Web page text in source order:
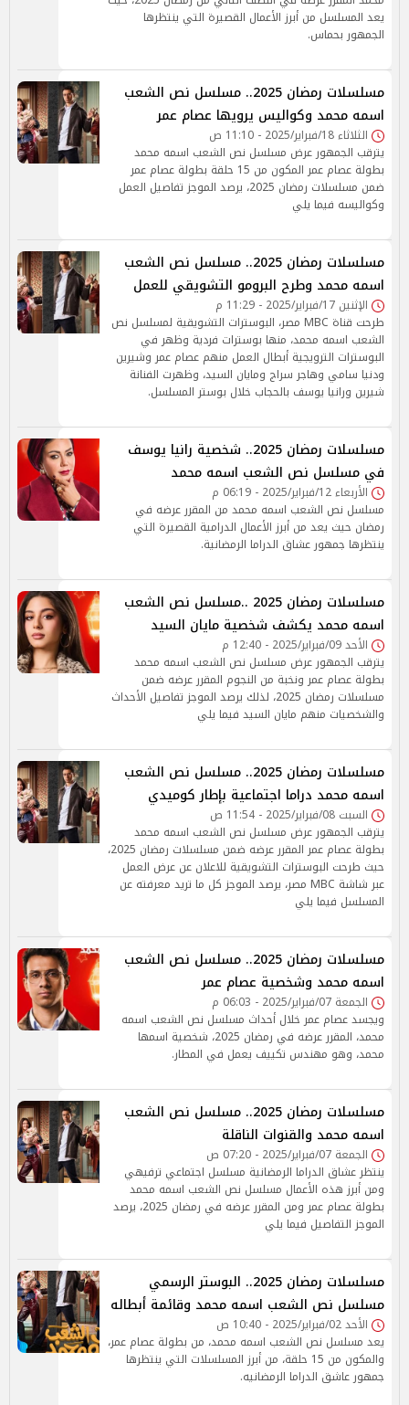
يعد المسلسل من أبرز الأعمال القصيرة التي ينتظرها
الجمهور بحماس.
مسلسلات رمضان 2025.. مسلسل نص الشعب
اسمه محمد وكواليس يرويها عصام عمر
الثلاثاء 18/فبراير/2025 - 11:10 ص
يترقب الجمهور عرض مسلسل نص الشعب اسمه محمد
بطولة عصام عمر المكون من 15 حلقة بطولة عصام عمر
ضمن مسلسلات رمضان 2025، يرصد الموجز تفاصيل العمل
وكواليسه فيما يلي
مسلسلات رمضان 2025.. مسلسل نص الشعب
اسمه محمد وطرح البرومو التشويقي للعمل
الإثنين 17/فبراير/2025 - 11:29 م
طرحت قناة MBC مصر، البوسترات التشويقية لمسلسل نص
الشعب اسمه محمد، منها بوسترات فردية وظهر في
البوسترات الترويجية أبطال العمل منهم عصام عمر وشيرين
ودنيا سامي وهاجر سراج ومايان السيد، وظهرت الفنانة
شيرين ورانيا يوسف بالحجاب خلال بوستر المسلسل.
مسلسلات رمضان 2025.. شخصية رانيا يوسف
في مسلسل نص الشعب اسمه محمد
الأربعاء 12/فبراير/2025 - 06:19 م
مسلسل نص الشعب اسمه محمد من المقرر عرضه في
رمضان حيث يعد من أبرز الأعمال الدرامية القصيرة التي
ينتظرها جمهور عشاق الدراما الرمضانية.
مسلسلات رمضان 2025 ..مسلسل نص الشعب
اسمه محمد يكشف شخصية مايان السيد
الأحد 09/فبراير/2025 - 12:40 م
يترقب الجمهور عرض مسلسل نص الشعب اسمه محمد
بطولة عصام عمر ونخبة من النجوم المقرر عرضه ضمن
مسلسلات رمضان 2025، لذلك يرصد الموجز تفاصيل الأحداث
والشخصيات منهم مايان السيد فيما يلي
مسلسلات رمضان 2025.. مسلسل نص الشعب
اسمه محمد دراما اجتماعية بإطار كوميدي
السبت 08/فبراير/2025 - 11:54 ص
يترقب الجمهور عرض مسلسل نص الشعب اسمه محمد
بطولة عصام عمر المقرر عرضه ضمن مسلسلات رمضان 2025،
حيث طرحت البوسترات التشويقية للاعلان عن عرض العمل
عبر شاشة MBC مصر، يرصد الموجز كل ما تريد معرفته عن
المسلسل فيما يلي
مسلسلات رمضان 2025.. مسلسل نص الشعب
اسمه محمد وشخصية عصام عمر
الجمعة 07/فبراير/2025 - 06:03 م
ويجسد عصام عمر خلال أحداث مسلسل نص الشعب اسمه
محمد، المقرر عرضه في رمضان 2025، شخصية اسمها
محمد، وهو مهندس تكييف يعمل في المطار.
مسلسلات رمضان 2025.. مسلسل نص الشعب
اسمه محمد والقنوات الناقلة
الجمعة 07/فبراير/2025 - 07:20 ص
ينتظر عشاق الدراما الرمضانية مسلسل اجتماعي ترفيهي
ومن أبرز هذه الأعمال مسلسل نص الشعب اسمه محمد
بطولة عصام عمر ومن المقرر عرضه في رمضان 2025، يرصد
الموجز التفاصيل فيما يلي
مسلسلات رمضان 2025.. البوستر الرسمي
مسلسل نص الشعب اسمه محمد وقائمة أبطاله
الأحد 02/فبراير/2025 - 10:40 ص
يعد مسلسل نص الشعب اسمه محمد، من بطولة عصام عمر،
والمكون من 15 حلقة، من أبرز المسلسلات التي ينتظرها
جمهور عاشق الدراما الرمضانيه.